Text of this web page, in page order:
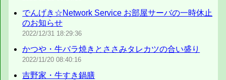
でんげき☆Network Service お部屋サーバの一時休止
のお知らせ
2022/12/31 18:29:36
かつや・牛バラ焼きとささみタレカツの合い盛り
2022/11/20 08:40:16
吉野家・牛すき鍋膳